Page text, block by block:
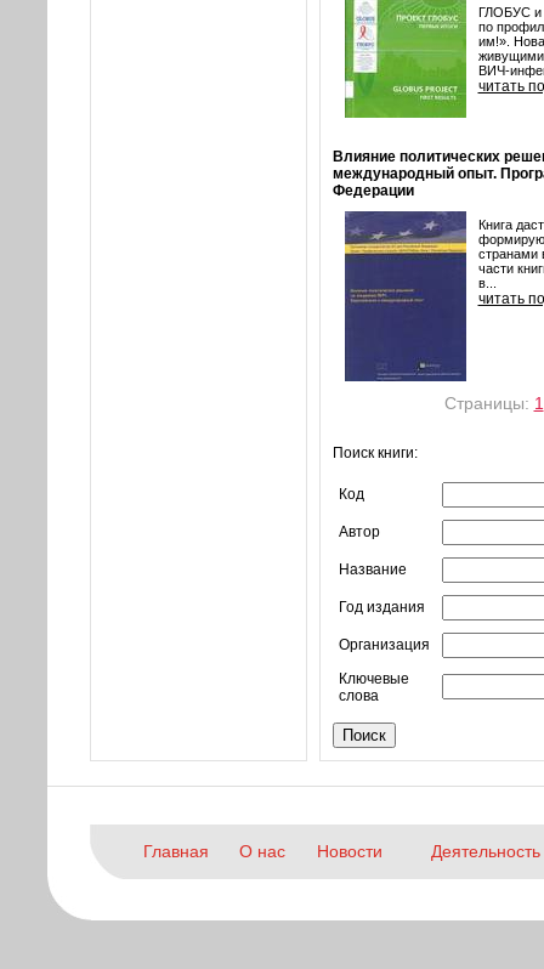
ГЛОБУС и
по
им!».
живущими
ВИЧ-
читать
Влияние политических
международный опыт.
Федерации
Книга
странами
части
в...
читать
Страницы: 1
Поиск книги:
Код
Автор
Название
Год издания
Организация
Ключевые
слова
Главная О нас Новости Деятельность